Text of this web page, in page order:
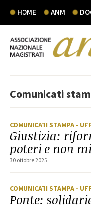
HOME ANM
Comunicati
COMUNICATI STAMPA -
Giustizia:
poteri e non
30 ottobre 2025
COMUNICATI STAMPA -
Ponte: